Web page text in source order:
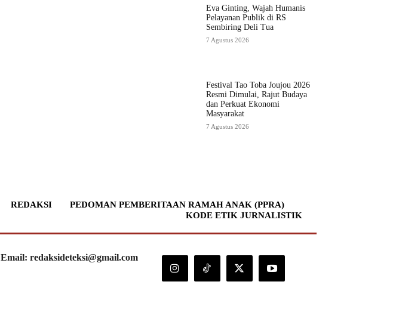
Eva Ginting, Wajah Humanis
Pelayanan Publik di RS
Sembiring Deli Tua
7 Agustus 2026
Festival Tao Toba Joujou 2026
Resmi Dimulai, Rajut Budaya
dan Perkuat Ekonomi
Masyarakat
7 Agustus 2026
REDAKSI
PEDOMAN PEMBERITAAN RAMAH ANAK (PPRA)
KODE ETIK JURNALISTIK
Email: redaksideteksi@gmail.com